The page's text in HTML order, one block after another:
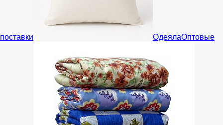
поставки ОдеялаОптовые